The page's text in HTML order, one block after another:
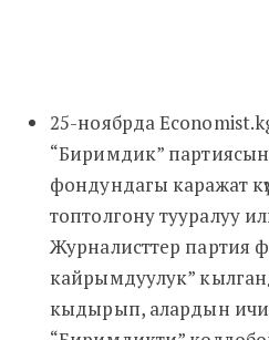
25-ноябрда
“Биримдик”
фондундагы каражат
топтолгону тууралуу
Журналисттер партия
кайрымдуулук”
кыдырып, алардын